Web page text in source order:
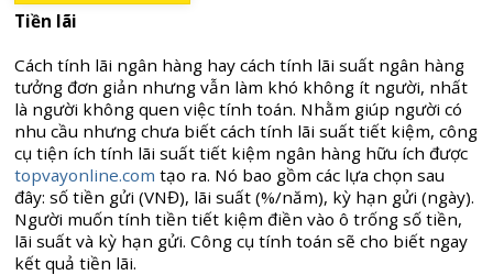
Tiền lãi
Cách tính lãi ngân hàng hay cách tính lãi suất ngân hàng
tưởng đơn giản nhưng vẫn làm khó không ít người, nhất
là người không quen việc tính toán. Nhằm giúp người có
nhu cầu nhưng chưa biết cách tính lãi suất tiết kiệm, công
cụ tiện ích tính lãi suất tiết kiệm ngân hàng hữu ích được
topvayonline.com tạo ra. Nó bao gồm các lựa chọn sau
đây: số tiền gửi (VNĐ), lãi suất (%/năm), kỳ hạn gửi (ngày).
Người muốn tính tiền tiết kiệm điền vào ô trống số tiền,
lãi suất và kỳ hạn gửi. Công cụ tính toán sẽ cho biết ngay
kết quả tiền lãi.